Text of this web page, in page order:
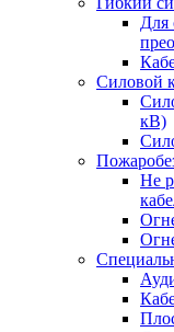
Для
Силовой
кВ)
Не